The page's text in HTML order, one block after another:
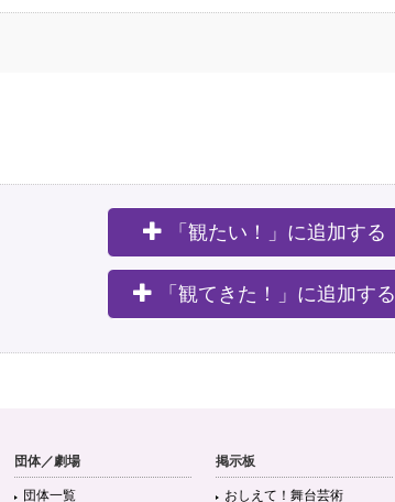
「観たい！」に追加する
「観てきた！」に追加する
団体／劇場
団体一覧
掲示板
おしえて！舞台芸術